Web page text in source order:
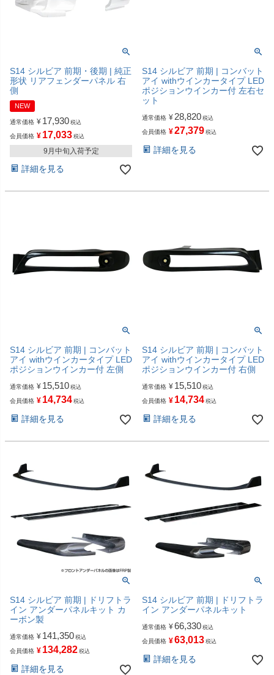
S14 シルビア 前期・後期 | 純正
形状 リアフェンダーパネル 右
側
NEW
通常価格 ¥ 17,930 税込
会員価格 ¥ 17,033 税込
9月中旬入荷予定
詳細を見る
S14 シルビア 前期 | コンバット
アイ withウインカータイプ LED
ポジションウインカー付 左右セ
ット
通常価格 ¥ 28,820 税込
会員価格 ¥27,379 税込
詳細を見る
S14 シルビア 前期 | コンバット
アイ withウインカータイプ LED
ポジションウインカー付 左側
通常価格 ¥ 15,510 税込
会員価格 ¥ 14,734 税込
詳細を見る
S14 シルビア 前期 | コンバット
アイ withウインカータイプ LED
ポジションウインカー付 右側
通常価格 ¥ 15,510 税込
会員価格 ¥ 14,734 税込
詳細を見る
S14 シルビア 前期 | ドリフトラ
イン アンダーパネルキット カ
ーボン製
通常価格 ¥ 141,350 税込
会員価格 ¥ 134,282 税込
詳細を見る
S14 シルビア 前期 | ドリフトラ
イン アンダーパネルキット
通常価格 ¥66,330 税込
会員価格 ¥63,013 税込
詳細を見る